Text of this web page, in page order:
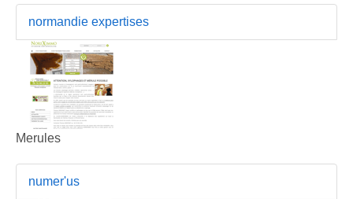
normandie expertises
Merules
numer'us